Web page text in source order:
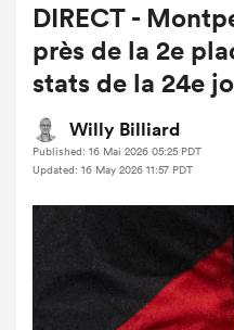
DIRECT -
près de la 2e
stats de la 24e
Willy Billiard
Published: 16 Mai 2026 05:25 PDT
Updated: 16 May 2026 11:57 PDT